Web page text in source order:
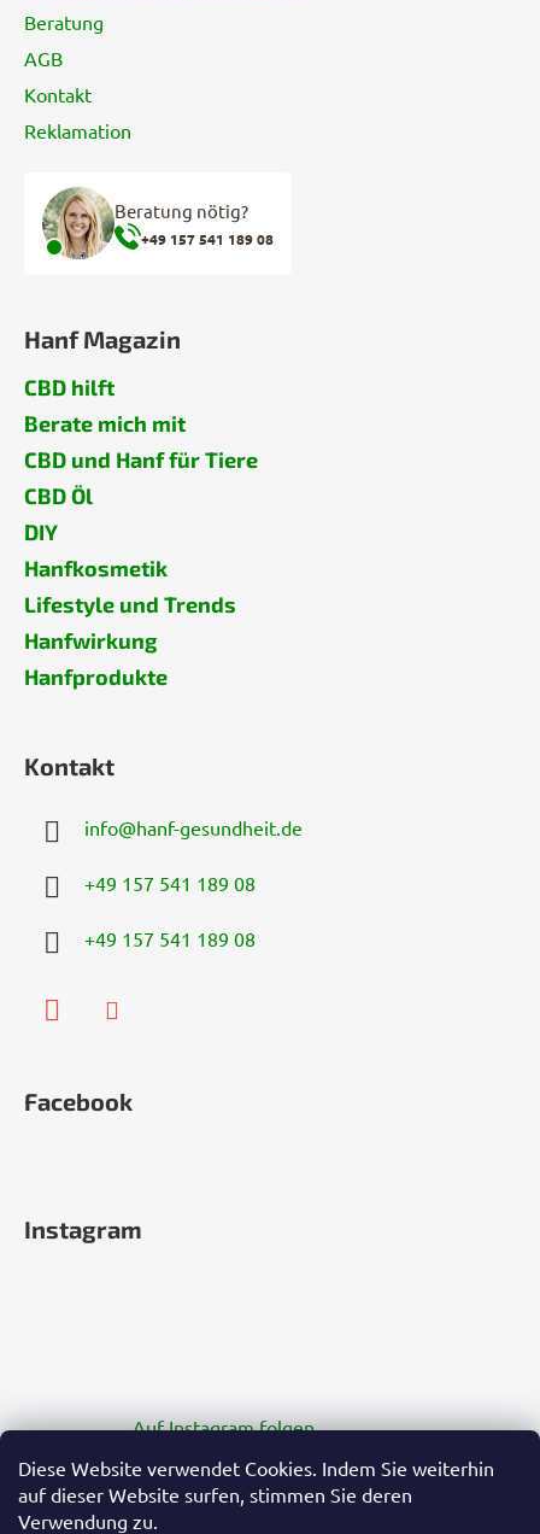
Diese Website verwendet Cookies. Indem Sie weiterhin
auf dieser Website surfen, stimmen Sie deren
Verwendung zu.
Beratung
AGB
Kontakt
Reklamation
Beratung nötig?
+49 157 541 189 08
Hanf Magazin
CBD hilft
Berate mich mit
CBD und Hanf für Tiere
CBD Öl
DIY
Hanfkosmetik
Lifestyle und Trends
Hanfwirkung
Hanfprodukte
Kontakt
info@hanf-gesundheit.de
+49 157 541 189 08
+49 157 541 189 08
Facebook
Instagram
Auf Instagram folgen